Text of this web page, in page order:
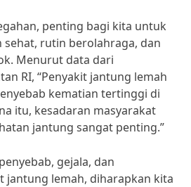
penting bagi kita untuk
sehat, rutin berolahraga, dan
Menurut data dari
RI, “Penyakit jantung lemah
kematian tertinggi di
itu, kesadaran masyarakat
jantung sangat penting.”
gejala, dan
jantung lemah, diharapkan kita